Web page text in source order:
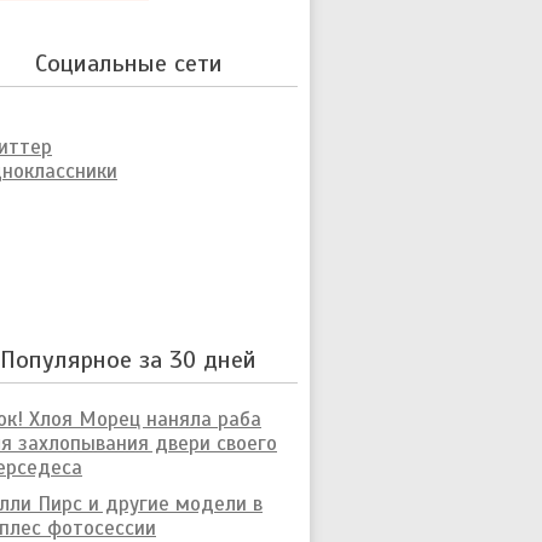
Социальные сети
Популярное за 30 дней
Хлоя Морец наняла раба
захлопывания двери своего
Пирс и другие модели в
фотосессии